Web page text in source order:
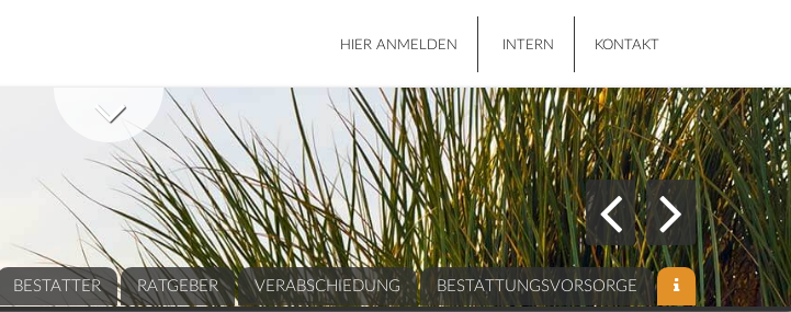
HIER ANMELDEN INTERN KONTAKT
BESTATTER RATGEBER VERABSCHIEDUNG BESTATTUNGSVORSORGE